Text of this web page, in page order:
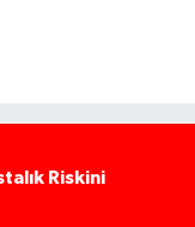
Riskini